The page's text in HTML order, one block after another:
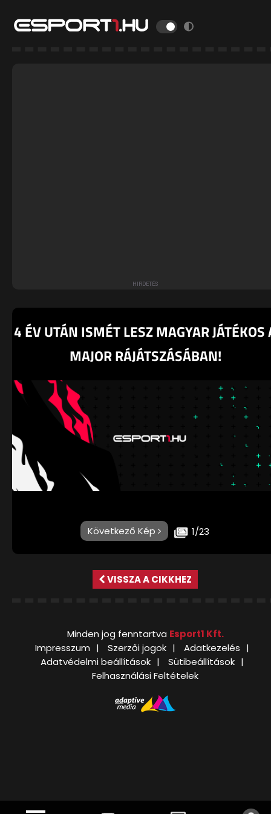
4 ÉV UTÁN ISMÉT LESZ MAGYAR JÁTÉKOS
MAJOR RÁJÁTSZÁSÁBAN!
1/23
Következő Kép
VISSZA A CIKKHEZ
Minden jog fenntartva Esport1 Kft.
Impresszum
Szerzői jogok
Adatkezelés
Adatvédelmi beállítások
Sütibeállítások
Felhasználási Feltételek